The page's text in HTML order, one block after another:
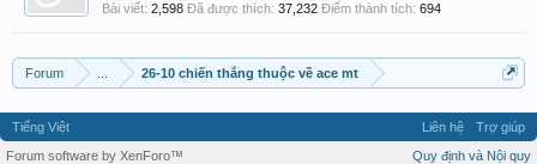
Bài viết: 2,598 Đã được thích: 37,232 Điểm thành tích: 694
Forum 26-10 chiến thắng thuộc về ace mt
Tiếng Việt Liên hệ
Trợ giúp
Quy định và Nội quy
Forum software by XenForo™